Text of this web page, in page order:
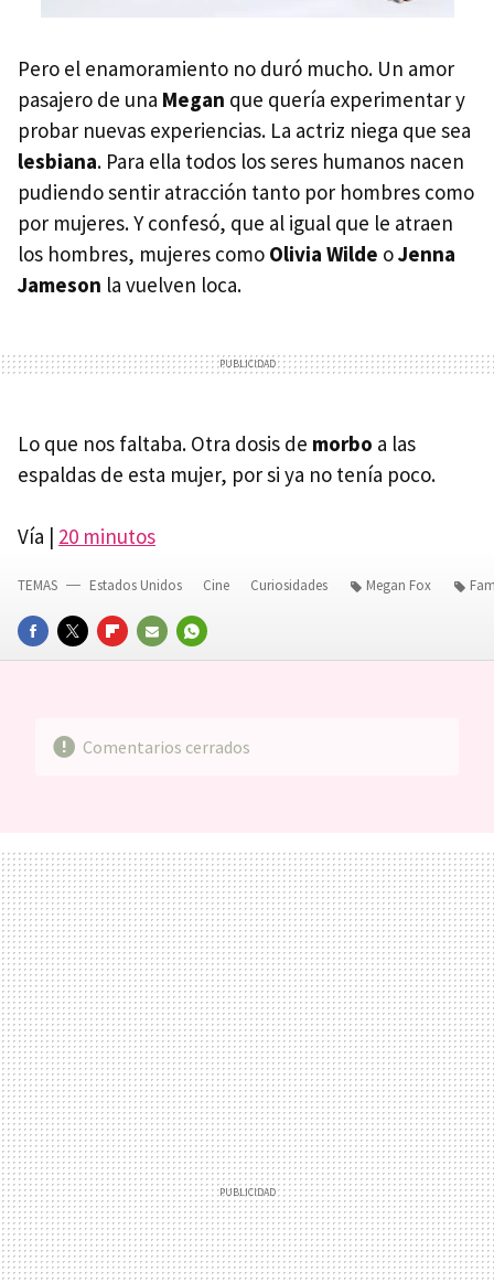
Pero el enamoramiento no duró mucho. Un amor
pasajero de una Megan que quería experimentar y
probar nuevas experiencias. La actriz niega que sea
lesbiana. Para ella todos los seres humanos nacen
pudiendo sentir atracción tanto por hombres como
por mujeres. Y confesó, que al igual que le atraen
los hombres, mujeres como Olivia Wilde oJenna
Jameson la vuelven loca.
Lo que nos faltaba. Otra dosis de morbo a las
espaldas de esta mujer, por si ya no tenía poco.
Vía | 20 minutos
FACEBOOKTWITTERFLIPBOARD
E-
WHATSAPP
TEMAS Estados Unidos Cine Curiosidades Megan Fox
Comentarios cerrados